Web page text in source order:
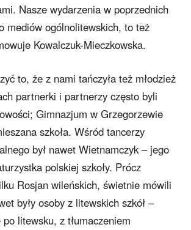
Nasze wydarzenia w poprzednich
mediów ogólnolitewskich, to też
Kowalczuk-Mieczkowska.
to, że z nami tańczyła też młodzież
partnerki i partnerzy często byli
Gimnazjum w Grzegorzewie
szkoła. Wśród tancerzy
był nawet Wietnamczyk – jego
polskiej szkoły. Prócz
Rosjan wileńskich, świetnie mówili
były osoby z litewskich szkół –
litewsku, z tłumaczeniem